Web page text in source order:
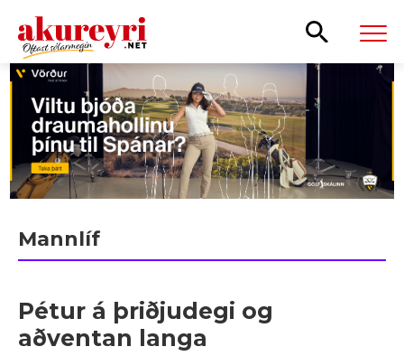
Leita
Mannlíf
Pétur á þriðjudegi og
aðventan langa